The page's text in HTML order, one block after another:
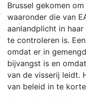
Brussel gekomen
waaronder die van
aanlandplicht in
te controleren is.
omdat er in
bijvangst is en
van de visserij leidt.
van beleid in te